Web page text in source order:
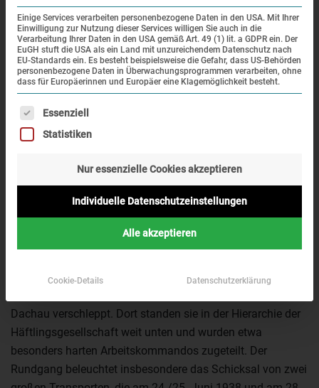
am Internationalen Tag des Gedenkens an den
Fokus auf Sinti und Roma im KZ Dachau
amSamstag, 2. August 2025
14.00 Uhrfokussiert sich aufSinti und Roma im KZ
Dachau verschleppt. Dort standen sie in der Hierarchie der
Häftlingsgesellschaft weit unten und wurden etwa
besonders harten Arbeitskommandos zugeteilt. Der
Rundgang beleuchtet insbesondere das Schicksal von zwei
Einige Services verarbeiten personenbezogene Daten in den USA. Mit Ihrer
Einwilligung zur Nutzung dieser Services willigen Sie auch in die
Verarbeitung Ihrer Daten in den USA gemäß Art. 49 (1) lit. a GDPR ein. Der
EuGH stuft die USA als ein Land mit unzureichendem Datenschutz nach
EU-Standards ein. Es besteht beispielsweise die Gefahr, dass US-Behörden
personenbezogene Daten in Überwachungsprogrammen verarbeiten, ohne
dass für Europäerinnen und Europäer eine Klagemöglichkeit besteht.
Es folgt eine Liste der Service-Gruppen, für die eine
Essenziell
Statistiken
Nur essenzielle Cookies akzeptieren
Individuelle Datenschutzeinstellungen
Alle akzeptieren
Cookie-Details Datenschutzerklärung